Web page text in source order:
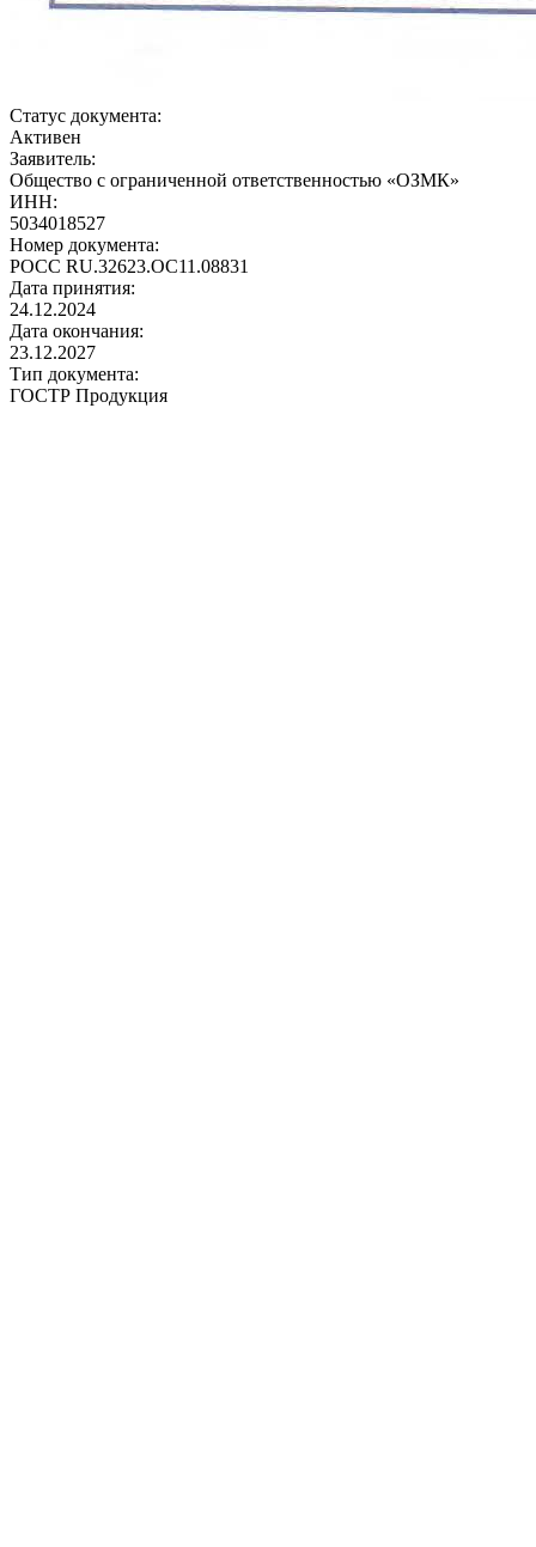
Статус документа:
Активен
Заявитель:
Общество с ограниченной ответственностью «ОЗМК»
ИНН:
5034018527
Номер документа:
РОСС RU.32623.ОС11.08831
Дата принятия:
24.12.2024
Дата окончания:
23.12.2027
Тип документа:
ГОСТР Продукция